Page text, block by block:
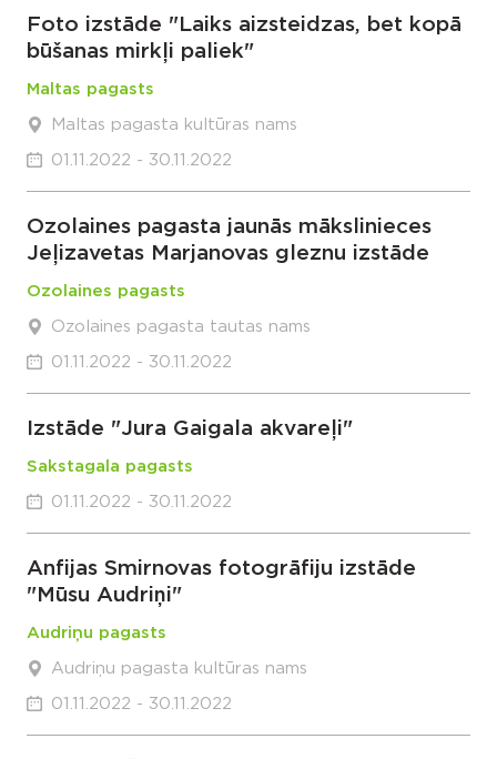
Foto izstāde "Laiks aizsteidzas, bet kopā
būšanas mirkļi paliek"
Maltas pagasts
Maltas pagasta kultūras nams
01.11.2022 - 30.11.2022
Ozolaines pagasta jaunās mākslinieces
Jeļizavetas Marjanovas gleznu izstāde
Ozolaines pagasts
Ozolaines pagasta tautas nams
01.11.2022 - 30.11.2022
Izstāde "Jura Gaigala akvareļi"
Sakstagala pagasts
01.11.2022 - 30.11.2022
Anfijas Smirnovas fotogrāfiju izstāde
"Mūsu Audriņi"
Audriņu pagasts
Audriņu pagasta kultūras nams
01.11.2022 - 30.11.2022